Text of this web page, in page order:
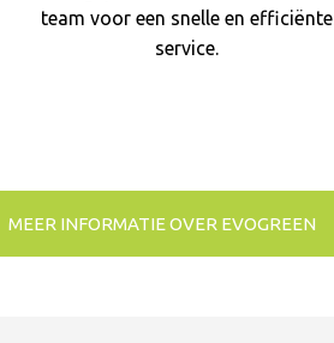
team voor een snelle en efficiënte
service.
MEER INFORMATIE OVER EVOGREEN